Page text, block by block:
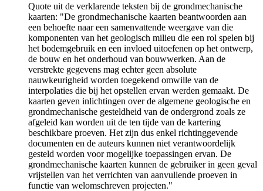
Quote uit de verklarende teksten bij de grondmechanische
kaarten: "De grondmechanische kaarten beantwoorden aan
een behoefte naar een samenvattende weergave van die
komponenten van het geologisch milieu die een rol spelen bij
het bodemgebruik en een invloed uitoefenen op het ontwerp,
de bouw en het onderhoud van bouwwerken. Aan de
verstrekte gegevens mag echter geen absolute
nauwkeurigheid worden toegekend omwille van de
interpolaties die bij het opstellen ervan werden gemaakt. De
kaarten geven inlichtingen over de algemene geologische en
grondmechanische gesteldheid van de ondergrond zoals ze
afgeleid kan worden uit de ten tijde van de kartering
beschikbare proeven. Het zijn dus enkel richtinggevende
documenten en de auteurs kunnen niet verantwoordelijk
gesteld worden voor mogelijke toepassingen ervan. De
grondmechanische kaarten kunnen de gebruiker in geen geval
vrijstellen van het verrichten van aanvullende proeven in
functie van welomschreven projecten."